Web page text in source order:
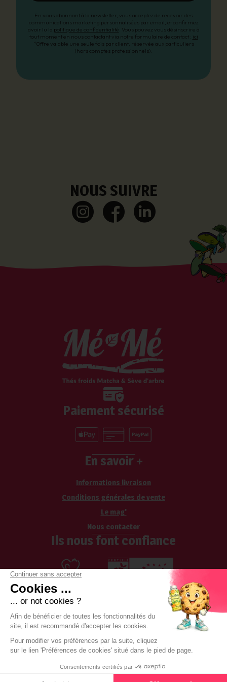
En vous abonnant à la newsletter, vous acceptez de recevoir des
communications marketing personnalisées par email, et confirmez
avoir lu la politique de confidentialité . Vous pouvez vous désinscrire à
tout moment en nous contactant via notre formulaire de contact : ici
*Offre valable une seule fois par client, réservée aux particuliers
(hors comptes professionnels).
NOUS SUIVRE
Paiement sécurisé
En savoir +
Informations livraison
Conditions générales de vente
Le mag'
Nous contacter
Ils nous font confiance